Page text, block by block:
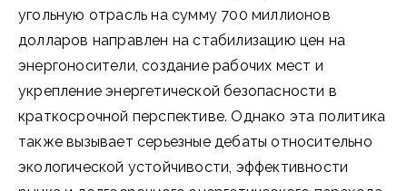
угольную отрасль на сумму 700 миллионов
долларов направлен на стабилизацию цен на
энергоносители, создание рабочих мест и
укрепление энергетической безопасности в
краткосрочной перспективе. Однако эта политика
также вызывает серьезные дебаты относительно
экологической устойчивости, эффективности